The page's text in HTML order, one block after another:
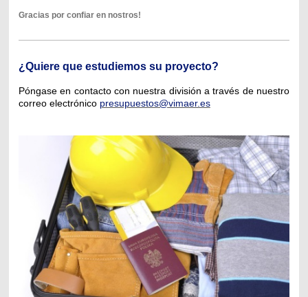
Gracias por confiar en nostros!
¿Quiere que estudiemos su proyecto?
Póngase en contacto con nuestra división a través de nuestro
correo electrónico presupuestos@vimaer.es